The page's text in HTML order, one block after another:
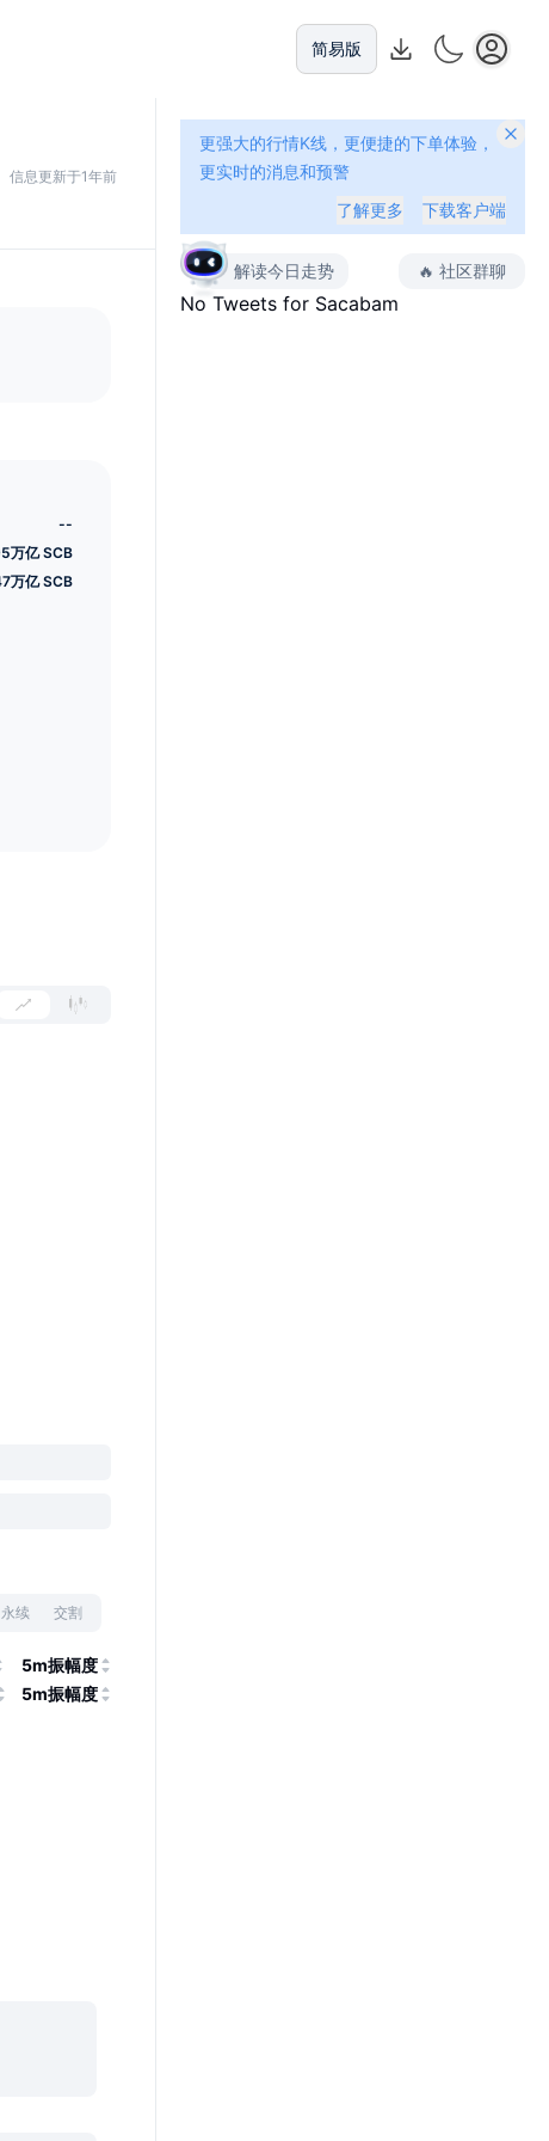
简易版
信息更新于1年前
--
万亿 SCB
万亿 SCB
永续 交割
5m振幅度
5m振幅度
更强大的行情K线，更便捷的下单体验，
更实时的消息和预警
了解更多
下载客户端
解读今日走势 🔥 社区群聊
No Tweets for Sacabam